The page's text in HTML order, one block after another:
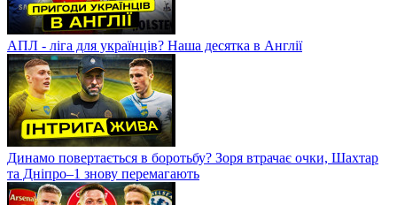
АПЛ - ліга для українців? Наша десятка в Англії
Динамо повертається в боротьбу? Зоря втрачає очки, Шахтар
та Дніпро–1 знову перемагають